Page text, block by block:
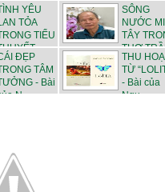
YÊU
TỎA
TIỂU
...
SÔNG
NƯỚC
TÂY
THƠ
ĐẸP
TÂM
- Bài
N...
THU
TỪ
- Bài của
Ngu...